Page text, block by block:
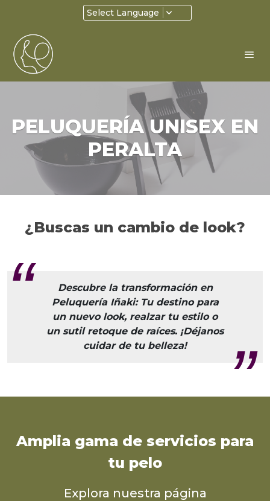
Select Language
PELUQUERÍA UNISEX EN
PERALTA
¿Buscas un cambio de look?
Descubre la transformación en
Peluquería Iñaki: Tu destino para
un nuevo look, realzar tu estilo o
un sutil retoque de raíces. ¡Déjanos
cuidar de tu belleza!
Amplia gama de servicios para
tu pelo
Explora nuestra página